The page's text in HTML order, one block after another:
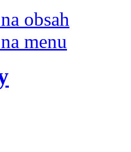
obsah
menu